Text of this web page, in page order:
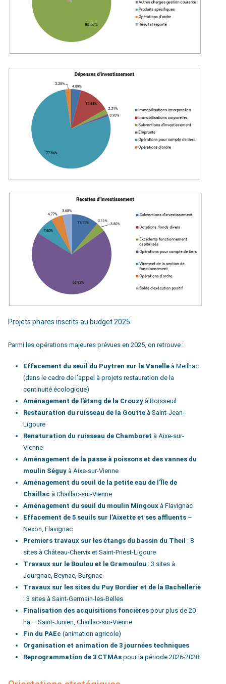
Projets phares inscrits au budget 2025
Parmi les opérations majeures prévues en 2025, on retrouve :
Effacement du seuil du Puytren sur la Vanelle à Meilhac
(dans le cadre de l’appel à projets restauration de la
continuité écologique)
Aménagement de l’étang de la Crouzy à Boisseuil
Restauration du ruisseau de la Goutte à Saint-Jean-
Ligoure
Renaturation du ruisseau de Chamboret à Aixe-sur-
Vienne
Aménagement de la passe à poissons et des vannes du
moulin Séguy à Aixe-sur-Vienne
Aménagement du seuil de la petite eau de l’Île de
Chaillac à Chaillac-sur-Vienne
Aménagement du seuil du moulin Mingoux à Flavignac
Effacement de 5 seuils sur l’Aixette et ses affluents –
Nexon, Flavignac
Premiers travaux sur les étangs du bassin du Theil : 8
sites à Château-Chervix et Saint-Priest-Ligoure
Travaux sur le Boulou et le Gramoulou : 3 sites à
Jourgnac, Beynac, Burgnac
Travaux sur les sites du Puy Bordier et de la Bachellerie
: 3 sites à Saint-Germain-les-Belles
Finalisation des acquisitions foncières pour plus de 20
ha – Saint-Junien, Chaillac-sur-Vienne
Fin du PAEc (animation agricole)
Organisation et animation de 3 journées techniques
Reprogrammation de 3 CTMAs pour la période 2026-2028